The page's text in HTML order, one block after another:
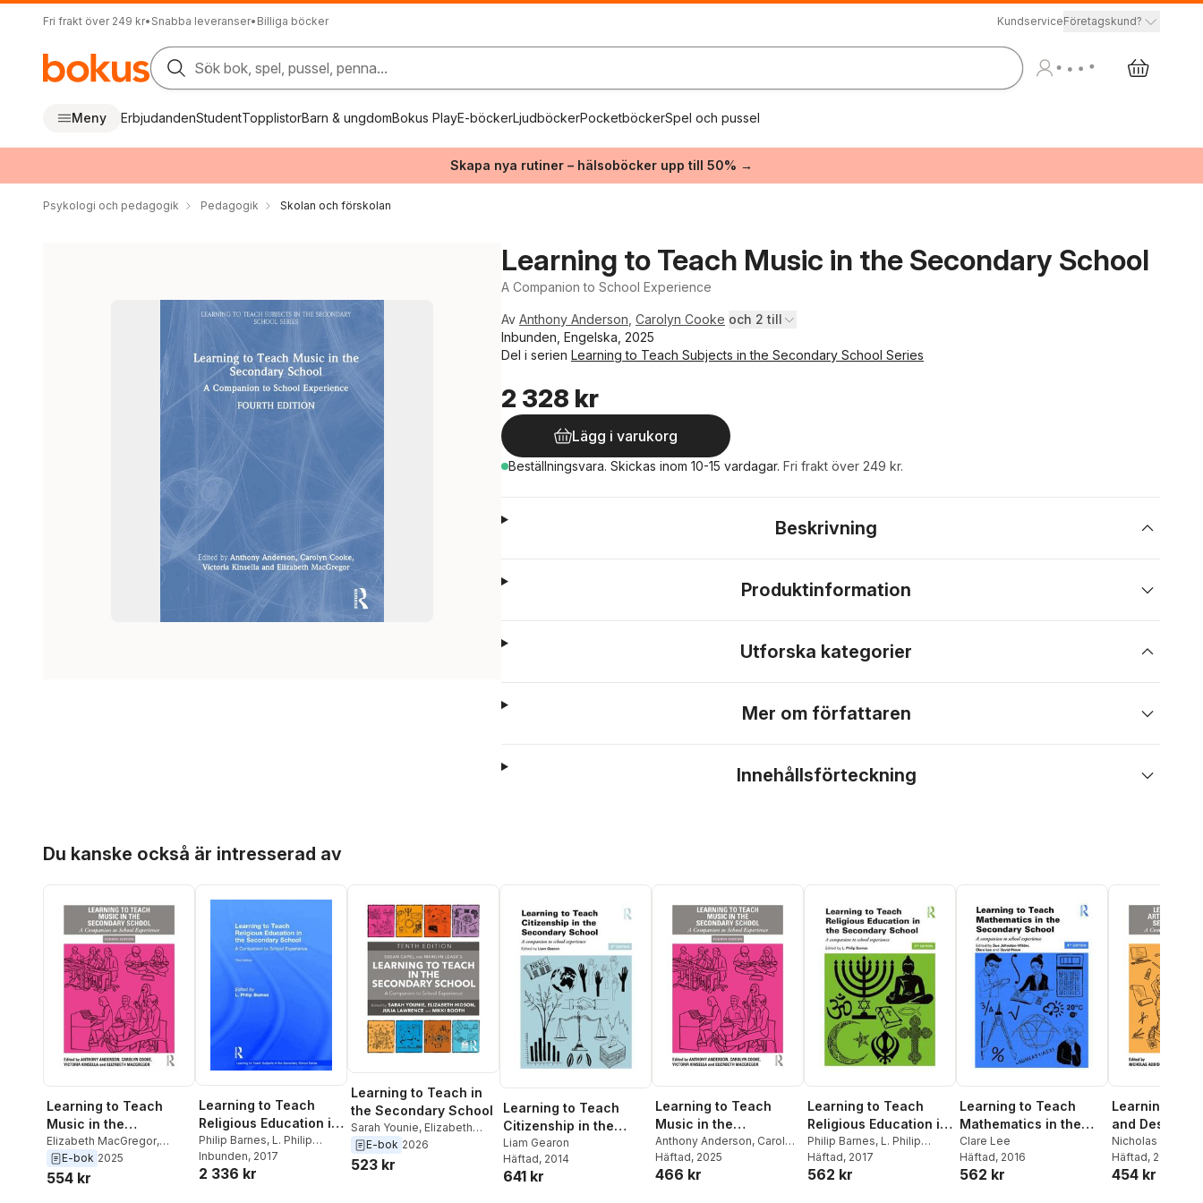
Fri frakt över 249 kr• Snabba leveranser• Billiga böcker KundserviceFöretagskund?
Sök bok, spel, pussel, penna...
Meny ErbjudandenStudentTopplistorBarn & ungdomBokus PlayE-böckerLjudböckerPocketböckerSpel och pussel
Skapa nya rutiner – hälsoböcker upp till 50% →
Psykologi och pedagogik Pedagogik Skolan och förskolan
Learning to Teach Music in the Secondary School
A Companion to School Experience
Av Anthony Anderson Carolyn Cooke och 2 till
Inbunden, Engelska, 2025
Del i serien Learning to Teach Subjects in the Secondary School Series
2 328 kr
Lägg i varukorg
Beställningsvara. Skickas inom 10-15 vardagar. Fri frakt över 249 kr.
Beskrivning
Produktinformation
Utforska kategorier
Mer om författaren
Innehållsförteckning
Du kanske också är intresserad av
Learning to Teach
Music in the
Secondary School
Elizabeth MacGregor,
Victoria Kinsella
Cooke,Anthony Anderson
E-bok 2025
554 kr
Learning to Teach
Religious Education in
the Secondary School
Philip Barnes, L. Philip
Barnes
Inbunden, 2017
2 336 kr
Learning to Teach in
the Secondary School
Sarah Younie, Elizabeth
Hidson,Julia Lawrence
Nikki Booth
E-bok 2026
523 kr
Learning to Teach
Citizenship in the
Secondary School
Liam Gearon
Häftad, 2014
641 kr
Learning to Teach
Music in the
Secondary School
Anthony Anderson, Carolyn
Cooke, Victoria Kinsella
Elizabeth MacGregor
Häftad, 2025
466 kr
Learning to Teach
Religious Education in
the Secondary School
Philip Barnes, L. Philip
Barnes
Häftad, 2017
562 kr
Learning to Teach
Mathematics in the
Secondary School
Clare Lee
Häftad, 2016
562 kr
Learning to
and Design in
Secondary
Nicholas Addison
Burgess
Häftad, 2024
454 kr